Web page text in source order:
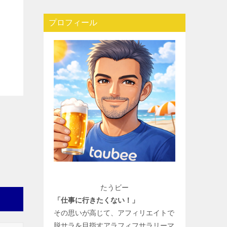
プロフィール
たうビー
「仕事に行きたくない！」
その思いが高じて、アフィリエイトで